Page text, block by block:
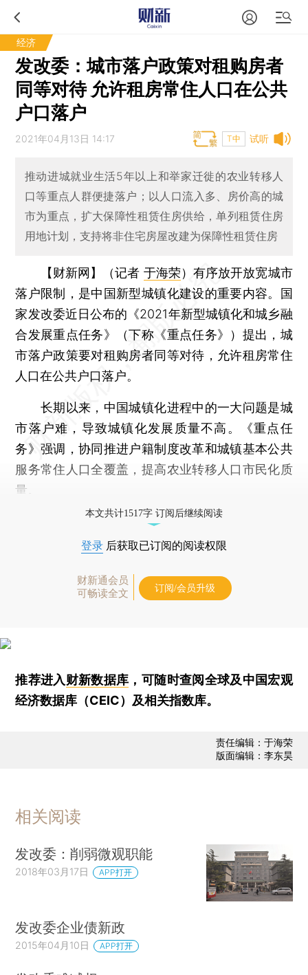
经济
发改委：城市落户政策对租购房者
同等对待 允许租房常住人口在公共
户口落户
试听
2021年04月13日 14:17 T中
推动进城就业生活5年以上和举家迁徙的农业转移人
口等重点人群便捷落户；以人口流入多、房价高的城
市为重点，扩大保障性租赁住房供给，单列租赁住房
用地计划，支持将非住宅房屋改建为保障性租赁住房
【财新网】（记者 于海荣） 有序放开放宽城市
落户限制，是中国新型城镇化建设的重要内容。国
家发改委近日公布的《2021年新型城镇化和城乡融
合发展重点任务》（下称《重点任务》）提出，城
市落户政策要对租购房者同等对待，允许租房常住
人口在公共户口落户。
长期以来，中国城镇化进程中的一大问题是城
市落户难，导致城镇化发展质量不高。《重点任
务》强调，协同推进户籍制度改革和城镇基本公共
服务常住人口全覆盖，提高农业转移人口市民化质
量。
本文共计1517字 订阅后继续阅读
登录 后获取已订阅的阅读权限
财新通会员
可畅读全文
订阅/会员升级
推荐进入财新数据库 ，可随时查阅全球及中国宏观
经济数据库（CEIC）及相关指数库。
责任编辑：于海荣
版面编辑：李东昊
相关阅读
发改委：削弱微观职能
2018年03月17日 APP打开
发改委企业债新政
2015年04月10日 APP打开